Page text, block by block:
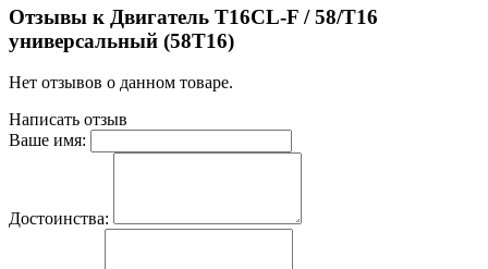
Отзывы к Двигатель T16CL-F / 58/T16
универсальный (58Т16)
Нет отзывов о данном товаре.
Написать отзыв
Ваше имя:
Достоинства: